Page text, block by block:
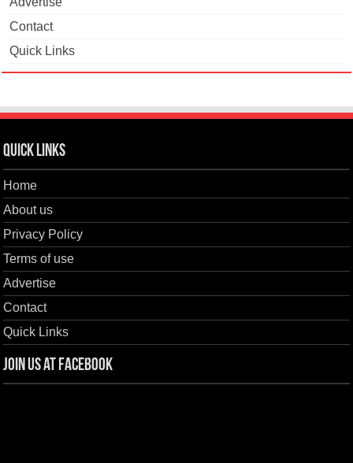
Contact
Quick Links
Quick Links
Home
About us
Privacy Policy
Terms of use
Advertise
Contact
Quick Links
Join us at Facebook